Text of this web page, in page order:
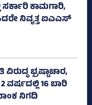
ಕಾಮಗಾರಿ,
ನಿವೃತ್ತ ಐಎಎಸ್
ಭ್ರಷ್ಟಾಚಾರ,
16 ಬಾರಿ
ನಿಗದಿ